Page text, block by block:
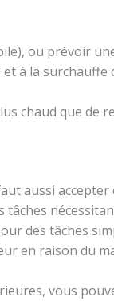
ou prévoir
à la surchauffe
chaud que de
aussi
tâches
des tâches
en raison du
vous